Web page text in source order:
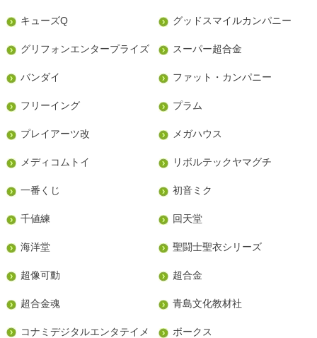
キューズQ グッドスマイルカンパニー
グリフォンエンタープライズ スーパー超合金
バンダイ ファット・カンパニー
フリーイング プラム
プレイアーツ改 メガハウス
メディコムトイ リボルテックヤマグチ
一番くじ 初音ミク
千値練 回天堂
海洋堂 聖闘士聖衣シリーズ
超像可動 超合金
超合金魂 青島文化教材社
コナミデジタルエンタテイメ
ボークス